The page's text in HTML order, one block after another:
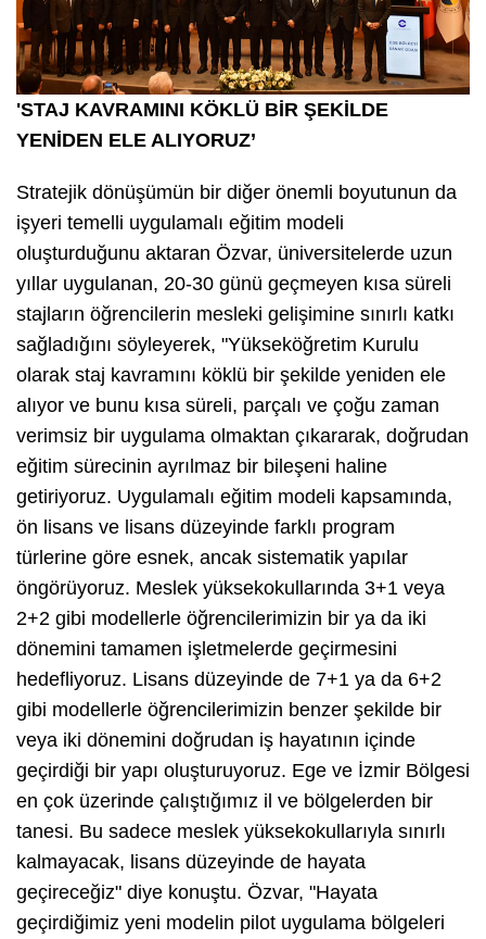
'STAJ KAVRAMINI KÖKLÜ BİR ŞEKİLDE
YENİDEN ELE ALIYORUZ’
Stratejik dönüşümün bir diğer önemli boyutunun da
işyeri temelli uygulamalı eğitim modeli
oluşturduğunu aktaran Özvar, üniversitelerde uzun
yıllar uygulanan, 20-30 günü geçmeyen kısa süreli
stajların öğrencilerin mesleki gelişimine sınırlı katkı
sağladığını söyleyerek, "Yükseköğretim Kurulu
olarak staj kavramını köklü bir şekilde yeniden ele
alıyor ve bunu kısa süreli, parçalı ve çoğu zaman
verimsiz bir uygulama olmaktan çıkararak, doğrudan
eğitim sürecinin ayrılmaz bir bileşeni haline
getiriyoruz. Uygulamalı eğitim modeli kapsamında,
ön lisans ve lisans düzeyinde farklı program
türlerine göre esnek, ancak sistematik yapılar
öngörüyoruz. Meslek yüksekokullarında 3+1 veya
2+2 gibi modellerle öğrencilerimizin bir ya da iki
dönemini tamamen işletmelerde geçirmesini
hedefliyoruz. Lisans düzeyinde de 7+1 ya da 6+2
gibi modellerle öğrencilerimizin benzer şekilde bir
veya iki dönemini doğrudan iş hayatının içinde
geçirdiği bir yapı oluşturuyoruz. Ege ve İzmir Bölgesi
en çok üzerinde çalıştığımız il ve bölgelerden bir
tanesi. Bu sadece meslek yüksekokullarıyla sınırlı
kalmayacak, lisans düzeyinde de hayata
geçireceğiz" diye konuştu. Özvar, "Hayata
geçirdiğimiz yeni modelin pilot uygulama bölgeleri